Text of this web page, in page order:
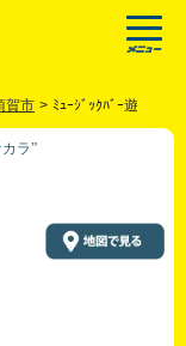
賀市 > ﾐｭｰｼﾞｯｸﾊﾞｰ遊
ラ”